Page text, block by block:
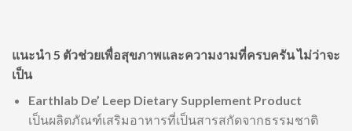
แนะนำ 5 ตัวช่วยเพื่อสุขภาพและความงามที่ครบครัน​ ไม่ว่าจะ
เป็น
Earthlab De’ Leep Dietary Supplement Product
เป็นผลิตภัณฑ์เสริมอาหารที่เป็นสารสกัดจากธรรมชาติ